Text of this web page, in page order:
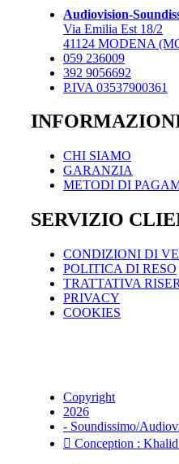
possono
essere
scelte
pagina
prodotto
Audiovision-
Via Emilia Est 18/2
41124 MODENA
059 236009
392 9056692
P.IVA 03537900361
CHI SIAMO
GARANZIA
METODI DI
SERVIZIO
CONDIZIONI DI
POLITICA DI RESO
TRATTATIVA
PRIVACY
COOKIES
Copyright
2026
- Soundissimo/
Conception :